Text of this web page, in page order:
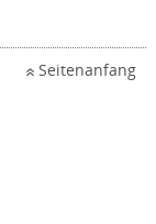
Seitenanfang